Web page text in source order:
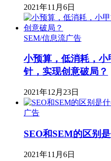
2021年11月6日
SEM/信息流广告
小预算，低消耗，
针，实现创意破局？
2021年12月23日
广告
​SEO和SEM的区别
2021年11月6日